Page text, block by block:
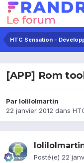
HTC Sensation -
[APP] Rom
Par lolilolmartin
22 janvier 2012 dans
Posté(e) 22